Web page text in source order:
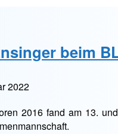
beim
2022
2016 fand am 13.